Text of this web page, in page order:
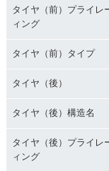
タイヤ（前）プライレ
ィング
タイヤ（前）タイプ
タイヤ（後）
タイヤ（後）構造名
タイヤ（後）プライレ
ィング